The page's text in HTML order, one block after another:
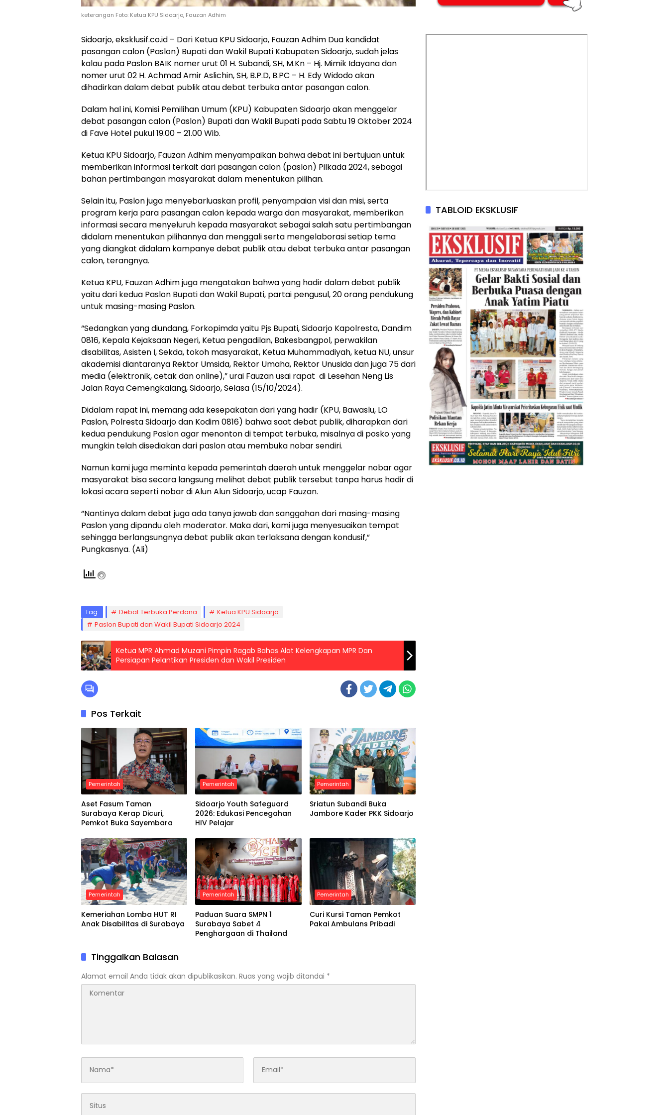
keterangan Foto: Ketua KPU Sidoarjo, Fauzan Adhim
Sidoarjo, eksklusif.co.id – Dari Ketua KPU Sidoarjo, Fauzan Adhim Dua kandidat
pasangan calon (Paslon) Bupati dan Wakil Bupati Kabupaten Sidoarjo, sudah jelas
kalau pada Paslon BAIK nomer urut 01 H. Subandi, SH, M.Kn – Hj. Mimik Idayana dan
nomer urut 02 H. Achmad Amir Aslichin, SH, B.P.D, B.PC – H. Edy Widodo akan
dihadirkan dalam debat publik atau debat terbuka antar pasangan calon.
Dalam hal ini, Komisi Pemilihan Umum (KPU) Kabupaten Sidoarjo akan menggelar
debat pasangan calon (Paslon) Bupati dan Wakil Bupati pada Sabtu 19 Oktober 2024
di Fave Hotel pukul 19.00 – 21.00 Wib.
Ketua KPU Sidoarjo, Fauzan Adhim menyampaikan bahwa debat ini bertujuan untuk
memberikan informasi terkait dari pasangan calon (paslon) Pilkada 2024, sebagai
bahan pertimbangan masyarakat dalam menentukan pilihan.
Selain itu, Paslon juga menyebarluaskan profil, penyampaian visi dan misi, serta
program kerja para pasangan calon kepada warga dan masyarakat, memberikan
informasi secara menyeluruh kepada masyarakat sebagai salah satu pertimbangan
didalam menentukan pilihannya dan menggali serta mengelaborasi setiap tema
yang diangkat didalam kampanye debat publik atau debat terbuka antar pasangan
calon, terangnya.
Ketua KPU, Fauzan Adhim juga mengatakan bahwa yang hadir dalam debat publik
yaitu dari kedua Paslon Bupati dan Wakil Bupati, partai pengusul, 20 orang pendukung
untuk masing-masing Paslon.
“Sedangkan yang diundang, Forkopimda yaitu Pjs Bupati, Sidoarjo Kapolresta, Dandim
0816, Kepala Kejaksaan Negeri, Ketua pengadilan, Bakesbangpol, perwakilan
disabilitas, Asisten I, Sekda, tokoh masyarakat, Ketua Muhammadiyah, ketua NU, unsur
akademisi diantaranya Rektor Umsida, Rektor Umaha, Rektor Unusida dan juga 75 dari
media (elektronik, cetak dan online),” urai Fauzan usai rapat di Lesehan Neng Lis
Jalan Raya Cemengkalang, Sidoarjo, Selasa (15/10/2024).
Didalam rapat ini, memang ada kesepakatan dari yang hadir (KPU, Bawaslu, LO
Paslon, Polresta Sidoarjo dan Kodim 0816) bahwa saat debat publik, diharapkan dari
kedua pendukung Paslon agar menonton di tempat terbuka, misalnya di posko yang
mungkin telah disediakan dari paslon atau membuka nobar sendiri.
Namun kami juga meminta kepada pemerintah daerah untuk menggelar nobar agar
masyarakat bisa secara langsung melihat debat publik tersebut tanpa harus hadir di
lokasi acara seperti nobar di Alun Alun Sidoarjo, ucap Fauzan.
“Nantinya dalam debat juga ada tanya jawab dan sanggahan dari masing-masing
Paslon yang dipandu oleh moderator. Maka dari, kami juga menyesuaikan tempat
sehingga berlangsungnya debat publik akan terlaksana dengan kondusif,”
Pungkasnya. (Ali)
Tag: Debat Terbuka Perdana
Ketua KPU Sidoarjo
Paslon Bupati dan Wakil Bupati Sidoarjo 2024
Ketua MPR Ahmad Muzani Pimpin Ragab Bahas Alat Kelengkapan MPR Dan
Persiapan Pelantikan Presiden dan Wakil Presiden
Pos Terkait
Pemerintah
Aset Fasum Taman
Surabaya Kerap Dicuri,
Pemkot Buka Sayembara
Pemerintah
Sidoarjo Youth Safeguard
2026: Edukasi Pencegahan
HIV Pelajar
Pemerintah
Sriatun Subandi Buka
Jambore Kader PKK Sidoarjo
Pemerintah
Kemeriahan Lomba HUT RI
Anak Disabilitas di Surabaya
Pemerintah
Paduan Suara SMPN 1
Surabaya Sabet 4
Penghargaan di Thailand
Pemerintah
Curi Kursi Taman Pemkot
Pakai Ambulans Pribadi
Tinggalkan Balasan
Alamat email Anda tidak akan dipublikasikan. Ruas yang wajib ditandai *
TABLOID EKSKLUSIF